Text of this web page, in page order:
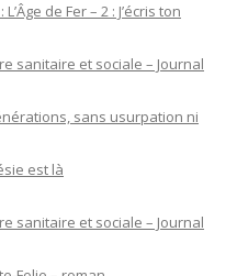
de Fer – 2 : J’écris ton
sanitaire et sociale – Journal
sans usurpation ni
est là
sanitaire et sociale – Journal